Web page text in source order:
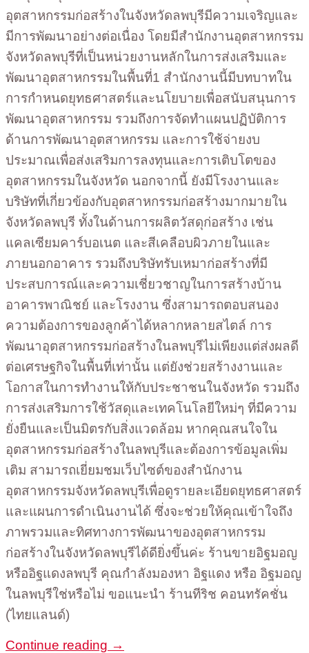
อุตสาหกรรมก่อสร้างในจังหวัดลพบุรีมีความเจริญและ
มีการพัฒนาอย่างต่อเนื่อง โดยมีสำนักงานอุตสาหกรรม
จังหวัดลพบุรีที่เป็นหน่วยงานหลักในการส่งเสริมและ
พัฒนาอุตสาหกรรมในพื้นที่1 สำนักงานนี้มีบทบาทใน
การกำหนดยุทธศาสตร์และนโยบายเพื่อสนับสนุนการ
พัฒนาอุตสาหกรรม รวมถึงการจัดทำแผนปฏิบัติการ
ด้านการพัฒนาอุตสาหกรรม และการใช้จ่ายงบ
ประมาณเพื่อส่งเสริมการลงทุนและการเติบโตของ
อุตสาหกรรมในจังหวัด นอกจากนี้ ยังมีโรงงานและ
บริษัทที่เกี่ยวข้องกับอุตสาหกรรมก่อสร้างมากมายใน
จังหวัดลพบุรี ทั้งในด้านการผลิตวัสดุก่อสร้าง เช่น
แคลเซียมคาร์บอเนต และสีเคลือบผิวภายในและ
ภายนอกอาคาร รวมถึงบริษัทรับเหมาก่อสร้างที่มี
ประสบการณ์และความเชี่ยวชาญในการสร้างบ้าน
อาคารพาณิชย์ และโรงงาน ซึ่งสามารถตอบสนอง
ความต้องการของลูกค้าได้หลากหลายสไตล์ การ
พัฒนาอุตสาหกรรมก่อสร้างในลพบุรีไม่เพียงแต่ส่งผลดี
ต่อเศรษฐกิจในพื้นที่เท่านั้น แต่ยังช่วยสร้างงานและ
โอกาสในการทำงานให้กับประชาชนในจังหวัด รวมถึง
การส่งเสริมการใช้วัสดุและเทคโนโลยีใหม่ๆ ที่มีความ
ยั่งยืนและเป็นมิตรกับสิ่งแวดล้อม หากคุณสนใจใน
อุตสาหกรรมก่อสร้างในลพบุรีและต้องการข้อมูลเพิ่ม
เติม สามารถเยี่ยมชมเว็บไซต์ของสำนักงาน
อุตสาหกรรมจังหวัดลพบุรีเพื่อดูรายละเอียดยุทธศาสตร์
และแผนการดำเนินงานได้ ซึ่งจะช่วยให้คุณเข้าใจถึง
ภาพรวมและทิศทางการพัฒนาของอุตสาหกรรม
ก่อสร้างในจังหวัดลพบุรีได้ดียิ่งขึ้นค่ะ ร้านขายอิฐมอญ
หรืออิฐแดงลพบุรี คุณกำลังมองหา อิฐแดง หรือ อิฐมอญ
ในลพบุรีใช่หรือไม่ ขอแนะนำ ร้านทีริช คอนทรัคชั่น
(ไทยแลนด์)
Continue reading →